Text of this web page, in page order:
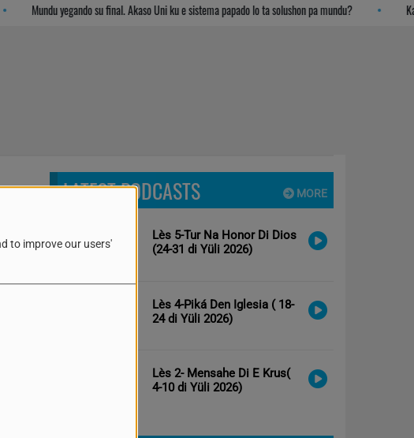
to improve our users'
Mundu yegando su final. Akaso Uni ku e sistema papado lo ta solushon pa mundu?
MORE
LATEST PODCASTS
Lès 5-Tur Na Honor Di Dios
(24-31 di Yüli 2026)
Lès 4-Piká Den Iglesia ( 18-
24 di Yüli 2026)
Lès 2- Mensahe Di E Krus(
4-10 di Yüli 2026)